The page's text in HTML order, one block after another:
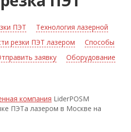
ПЭТ
Технология лазерной
резки ПЭТ лазером
Способы
заявку Оборудование
компания LiderPOSM
ПЭТа лазером в Москве на